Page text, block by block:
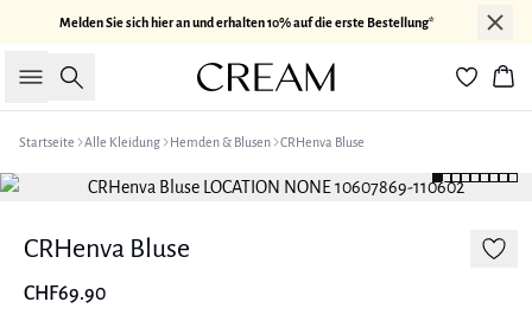
Melden Sie sich hier an und erhalten 10% auf die erste Bestellung*
Suche
Startseite Alle Kleidung Hemden & Blusen CRHenva Bluse
CRHenva Bluse
CHF69.90